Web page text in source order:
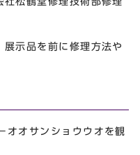
品を前に修理方法や
オオサンショウウオを観